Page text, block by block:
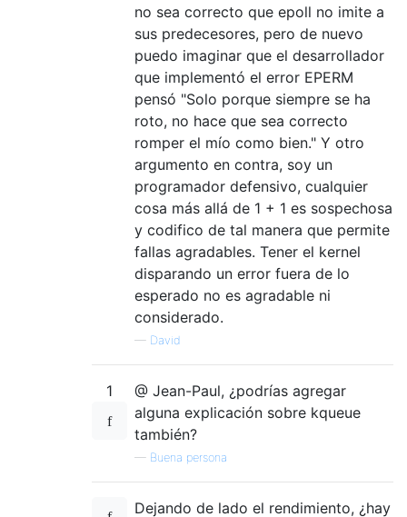
no sea correcto que epoll no imite a
sus predecesores, pero de nuevo
puedo imaginar que el desarrollador
que implementó el error EPERM
pensó "Solo porque siempre se ha
roto, no hace que sea correcto
romper el mío como bien." Y otro
argumento en contra, soy un
programador defensivo, cualquier
cosa más allá de 1 + 1 es sospechosa
y codifico de tal manera que permite
fallas agradables. Tener el kernel
disparando un error fuera de lo
esperado no es agradable ni
considerado.
— David
1
@ Jean-Paul, ¿podrías agregar
alguna explicación sobre kqueue
también?
— Buena persona
Dejando de lado el rendimiento, ¿hay